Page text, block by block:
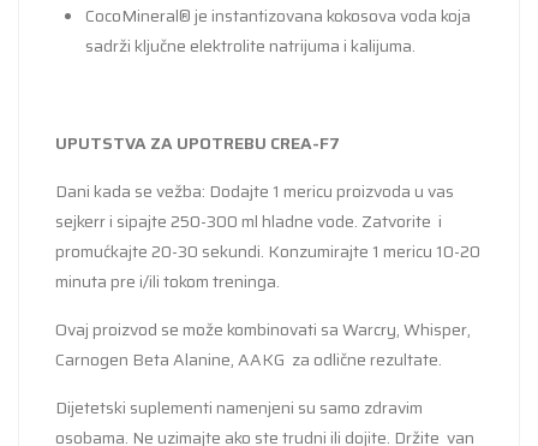
CocoMineral® je instantizovana kokosova voda koja
sadrži ključne elektrolite natrijuma i kalijuma.
UPUTSTVA ZA UPOTREBU CREA-F7
Dani kada se vežba: Dodajte 1 mericu proizvoda u vas
sejkerr i sipajte 250-300 ml hladne vode. Zatvorite i
promućkajte 20-30 sekundi. Konzumirajte 1 mericu 10-20
minuta pre i/ili tokom treninga.
Ovaj proizvod se može kombinovati sa Warcry, Whisper,
Carnogen Beta Alanine, AAKG za odlične rezultate.
Dijetetski suplementi namenjeni su samo zdravim
osobama. Ne uzimajte ako ste trudni ili dojite. Držite van